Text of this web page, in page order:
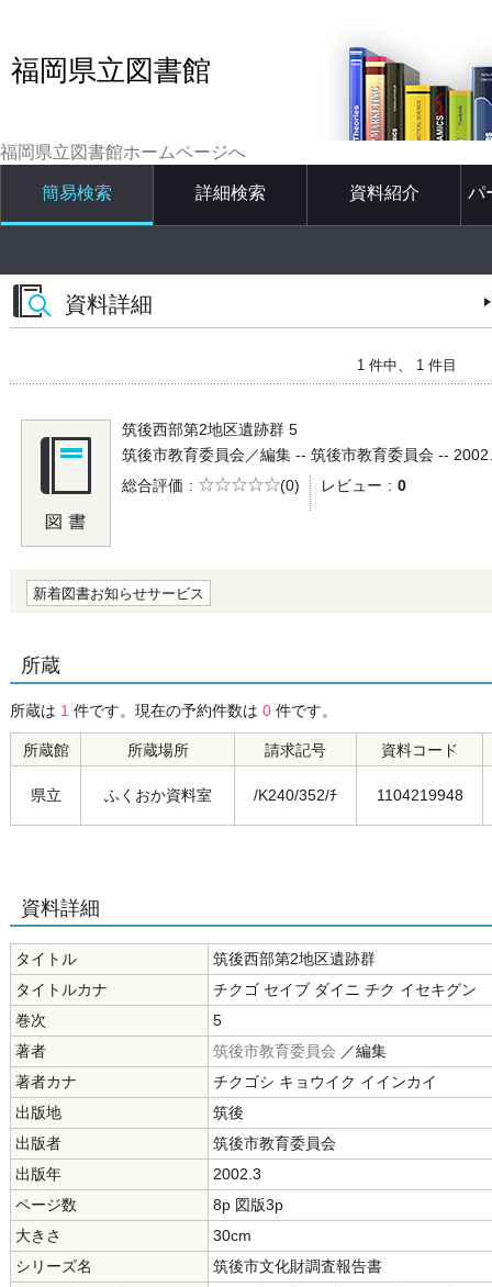
福岡県立図書館
福岡県立図書館ホームページへ
簡易検索 詳細検索 資料紹介 パ
資料詳細
1 件中、 1 件目
筑後西部第2地区遺跡群 5
筑後市教育委員会／編集 -- 筑後市教育委員会 --
総合評価
5段階評価
(0) レビュー 0
新着図書お知らせサービス
所蔵
所蔵は 1 件です。現在の予約件数は 0 件です。
所蔵館 所蔵場所 請求記号 資料コード
県立 ふくおか資料室 /K240/352/ﾁ 1104219948
資料詳細
タイトル
筑後西部第2地区遺跡群
タイトルカナ
チクゴ セイブ ダイニ チク イセキグン
巻次
5
著者
筑後市教育委員会 ／編集
著者カナ
チクゴシ キョウイク イインカイ
出版地
筑後
出版者
筑後市教育委員会
出版年
2002.3
ページ数
8p 図版3p
大きさ
30cm
シリーズ名
筑後市文化財調査報告書